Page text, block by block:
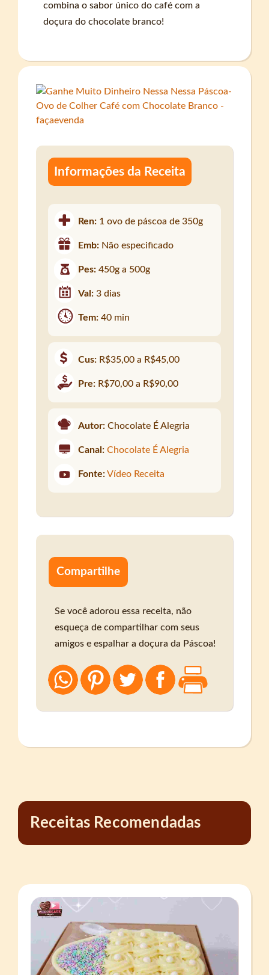
combina o sabor único do café com a
doçura do chocolate branco!
Informações da Receita
Ren: 1 ovo de páscoa de 350g
Emb: Não especificado
Pes:450g a 500g
Val:3 dias
Tem:40 min
Cus: R$35,00 a R$45,00
Pre: R$70,00 a R$90,00
Autor: Chocolate É Alegria
Canal: Chocolate É Alegria
Fonte: Vídeo Receita
Compartilhe
Se você adorou essa receita, não
esqueça de compartilhar com seus
amigos e espalhar a doçura da Páscoa!
Receitas Recomendadas